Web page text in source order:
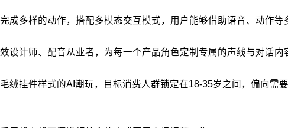
多样的动作，搭配多模态交互模式，用户能够借助语音、动作等
计师、配音从业者，为每一个产品角色定制专属的声线与对话内
绒挂件样式的AI潮玩，目标消费人群锁定在18-35岁之间，偏向需